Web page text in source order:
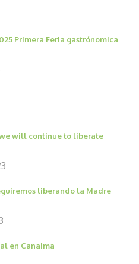
Primera Feria gastrónomica
will continue to liberate
liberando la Madre
en Canaima